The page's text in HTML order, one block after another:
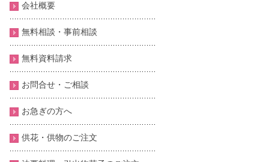
会社概要
無料相談・事前相談
無料資料請求
お問合せ・ご相談
お急ぎの方へ
供花・供物のご注文